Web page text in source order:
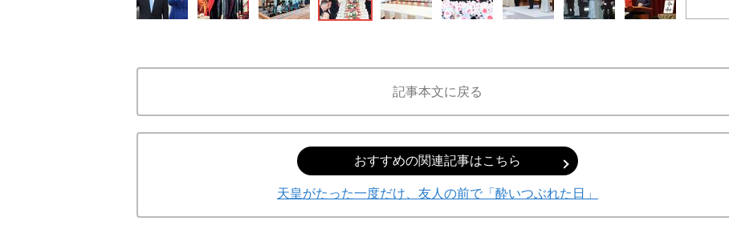
記事本文に戻る
おすすめの関連記事はこちら
天皇がたった一度だけ、友人の前で「酔いつぶれた日」